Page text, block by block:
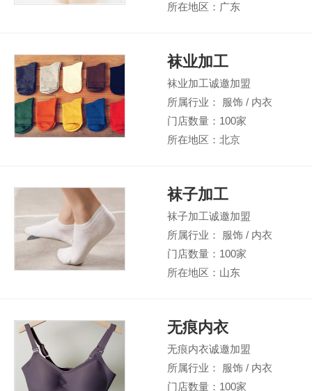
所在地区：广东
袜业加工
袜业加工诚邀加盟
所属行业： 服饰 / 内衣
门店数量：100家
所在地区：北京
袜子加工
袜子加工诚邀加盟
所属行业： 服饰 / 内衣
门店数量：100家
所在地区：山东
无痕内衣
无痕内衣诚邀加盟
所属行业： 服饰 / 内衣
门店数量：100家